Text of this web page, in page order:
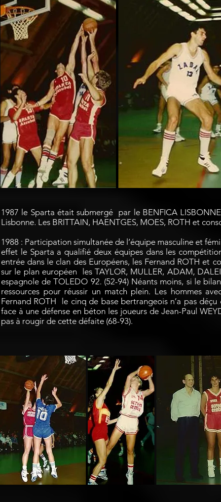
1987 le Sparta était submergé par le BENFICA
Lisbonne. Les BRITTAIN, HAENTGES, MOES, ROTH et
1988 : Participation simultanée de l’équipe masculine et
effet le Sparta a qualifié deux équipes dans les
entrée dans le clan des Européens, les Fernand ROTH et
sur le plan européen les TAYLOR, MULLER, ADAM,
espagnole de TOLEDO 92. (52-94) Néants moins, si le
ressources pour réussir un match plein. Les hommes
Fernand ROTH le cinq de base bertrangeois n’a pas
face à une défense en béton les joueurs de Jean-Paul
pas à rougir de cette défaite (68-93).